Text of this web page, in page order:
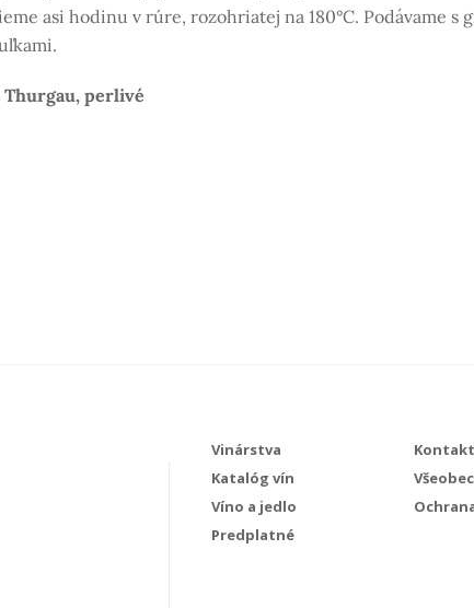
asi hodinu v rúre, rozohriatej na 180°C. Podávame s
perlivé
Vinárstva
Katalóg vín
Víno a jedlo
Predplatné
Kontakt